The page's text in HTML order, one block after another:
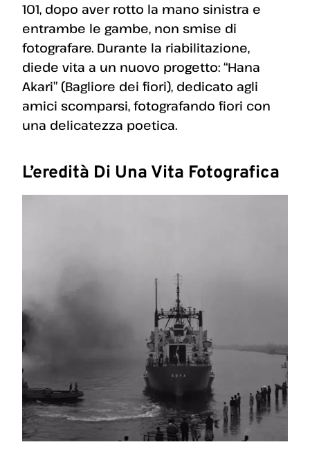
101, dopo aver rotto la mano sinistra e
entrambe le gambe, non smise di
fotografare. Durante la riabilitazione,
diede vita a un nuovo progetto: “Hana
Akari” (Bagliore dei fiori), dedicato agli
amici scomparsi, fotografando fiori con
una delicatezza poetica.
L’eredità Di Una Vita Fotografica